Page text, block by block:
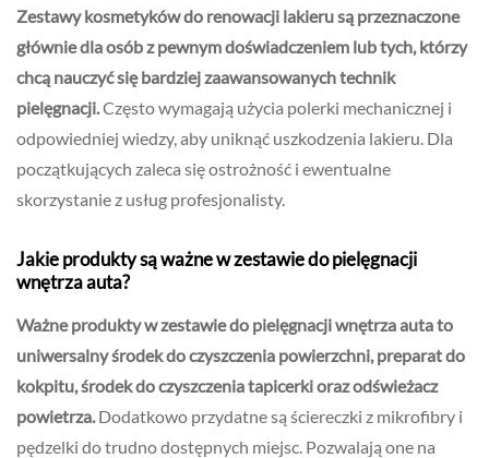
Zestawy kosmetyków do renowacji lakieru są przeznaczone
głównie dla osób z pewnym doświadczeniem lub tych, którzy
chcą nauczyć się bardziej zaawansowanych technik
pielęgnacji.Często wymagają użycia polerki mechanicznej i
odpowiedniej wiedzy, aby uniknąć uszkodzenia lakieru. Dla
początkujących zaleca się ostrożność i ewentualne
skorzystanie z usług profesjonalisty.
Jakie produkty są ważne w zestawie do pielęgnacji
wnętrza auta?
Ważne produkty w zestawie do pielęgnacji wnętrza auta to
uniwersalny środek do czyszczenia powierzchni, preparat do
kokpitu, środek do czyszczenia tapicerki oraz odświeżacz
powietrza. Dodatkowo przydatne są ściereczki z mikrofibry i
pędzelki do trudno dostępnych miejsc. Pozwalają one na